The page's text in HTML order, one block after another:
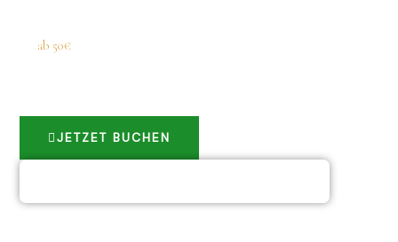
ab 50€
NACHT
JETZET BUCHEN